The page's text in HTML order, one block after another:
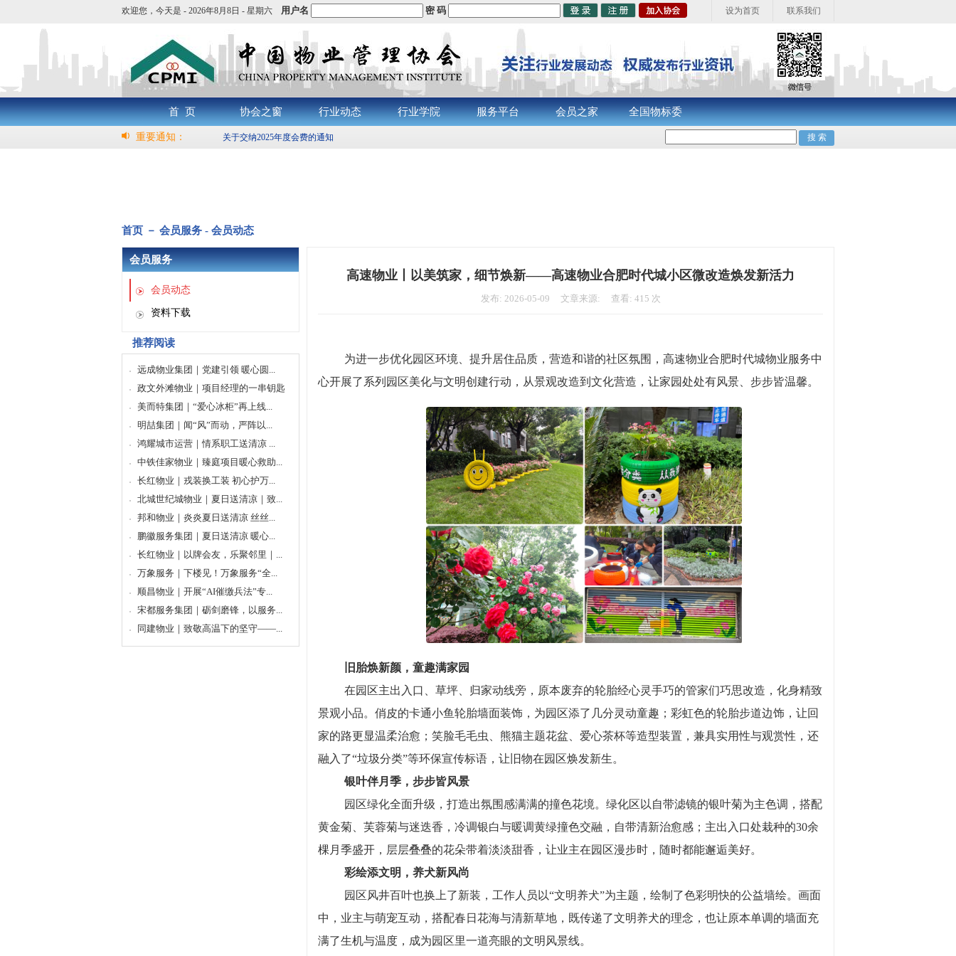
欢迎您， 今天是 - 2026年8月8日 - 星期六 用户名 密 码 联系我们
设为首页
首 页 协会之窗 行业动态 行业学院 服务平台 会员之家 全国物标委
重要通知： 关于交纳2025年度会费的通知
首页 － 会员服务 - 会员动态
会员服务
会员动态
资料下载
推荐阅读
远成物业集团｜党建引领 暖心圆...
政文外滩物业｜项目经理的一串钥匙
美而特集团｜“爱心冰柜”再上线...
明喆集团｜闻“风”而动，严阵以...
鸿耀城市运营｜情系职工送清凉 ...
中铁佳家物业｜臻庭项目暖心救助...
长红物业｜戎装换工装 初心护万...
北城世纪城物业｜夏日送清凉｜致...
邦和物业｜炎炎夏日送清凉 丝丝...
鹏徽服务集团｜夏日送清凉 暖心...
长红物业｜以牌会友，乐聚邻里｜...
万象服务｜下楼见！万象服务“全...
顺昌物业｜开展“AI催缴兵法”专...
宋都服务集团｜砺剑磨锋，以服务...
同建物业｜致敬高温下的坚守——...
高速物业丨以美筑家，细节焕新——高速物业合肥时代城小区微改造焕发新活力
发布: 2026-05-09 文章来源: 查看: 415 次
为进一步优化园区环境、提升居住品质，营造和谐的社区氛围，高速物业合肥时代城物业服务中
心开展了系列园区美化与文明创建行动，从景观改造到文化营造，让家园处处有风景、步步皆温馨。
旧胎焕新颜，童趣满家园
在园区主出入口、草坪、归家动线旁，原本废弃的轮胎经心灵手巧的管家们巧思改造，化身精致
景观小品。俏皮的卡通小鱼轮胎墙面装饰，为园区添了几分灵动童趣；彩虹色的轮胎步道边饰，让回
家的路更显温柔治愈；笑脸毛毛虫、熊猫主题花盆、爱心茶杯等造型装置，兼具实用性与观赏性， 还
融入了“垃圾分类”等环保宣传标语，让旧物在园区焕发新生。
银叶伴月季，步步皆风景
园区绿化全面升级，打造出氛围感满满的撞色花境。绿化区以自带滤镜的银叶菊为主色调，搭配
黄金菊、芙蓉菊与迷迭香，冷调银白与暖调黄绿撞色交融，自带清新治愈感； 主出入口处栽种的30余
棵月季盛开，层层叠叠的花朵带着淡淡甜香，让业主在园区漫步时，随时都能邂逅美好。
彩绘添文明，养犬新风尚
园区风井百叶也换上了新装， 工作人员以“文明养犬”为主题，绘制了色彩明快的公益墙绘。画面
中，业主与萌宠互动，搭配春日花海与清新草地，既传递了文明养犬的理念，也让原本单调的墙面充
满了生机与温度，成为园区里一道亮眼的文明风景线。